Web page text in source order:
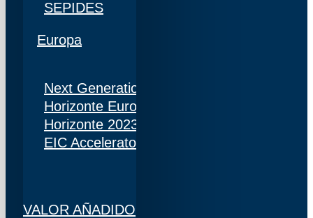
SEPIDES
Europa
Next Generation
Horizonte Europa
Horizonte 2023
EIC Accelerator
VALOR AÑADIDO